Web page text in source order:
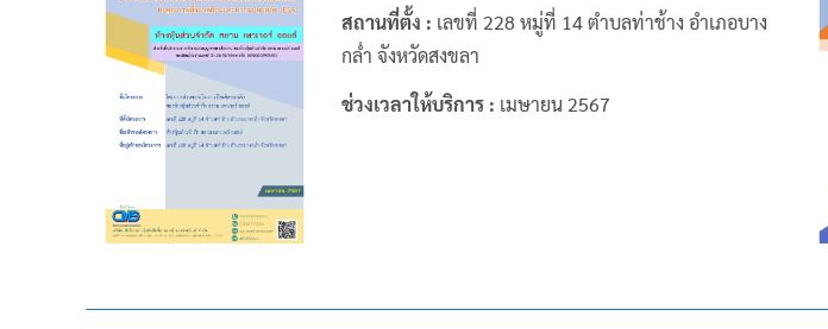
สถานที่ตั้ง : เลขที่ 228 หมู่ที่ 14 ตำบลท่าช้าง อำเภอบาง
กล่ำ จังหวัดสงขลา
ช่วงเวลาให้บริการ : เมษายน 2567